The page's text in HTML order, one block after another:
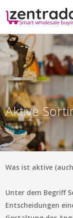
Aktive
Was ist aktive
Unter dem Begriff
Entscheidungen